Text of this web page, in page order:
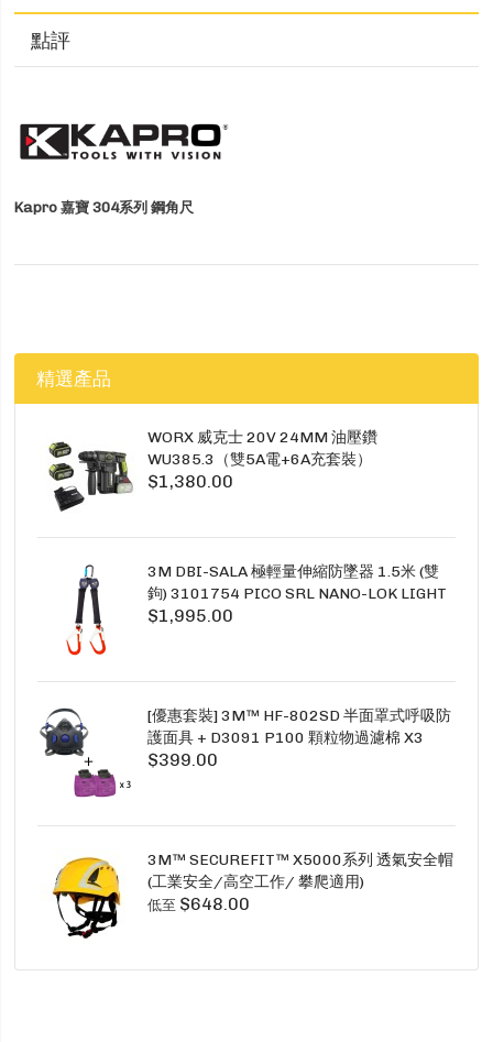
點評
Kapro 嘉寶 304系列 鋼角尺
精選產品
WORX 威克士 20V 24MM 油壓鑽
WU385.3（雙5A電+6A充套裝）
$1,380.00
3M DBI-SALA 極輕量伸縮防墜器 1.5米 (雙
鉤) 3101754 PICO SRL NANO-LOK LIGHT
1.5M TWINS
$1,995.00
[優惠套裝] 3M™ HF-802SD 半面罩式呼吸防
護面具 + D3091 P100 顆粒物過濾棉 X3
SECURE CLICK HF-802SD HF-800SD 系列
$399.00
3M™ SECUREFIT™ X5000系列 透氣安全帽
(工業安全/高空工作/ 攀爬適用)
低至 $648.00